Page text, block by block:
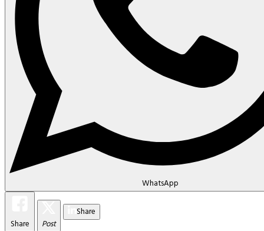
WhatsApp
Share Post
Share